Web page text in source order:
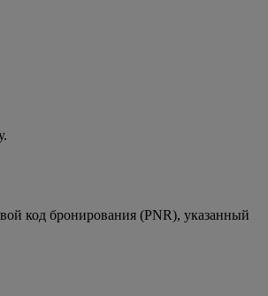
код бронирования (PNR), указанный